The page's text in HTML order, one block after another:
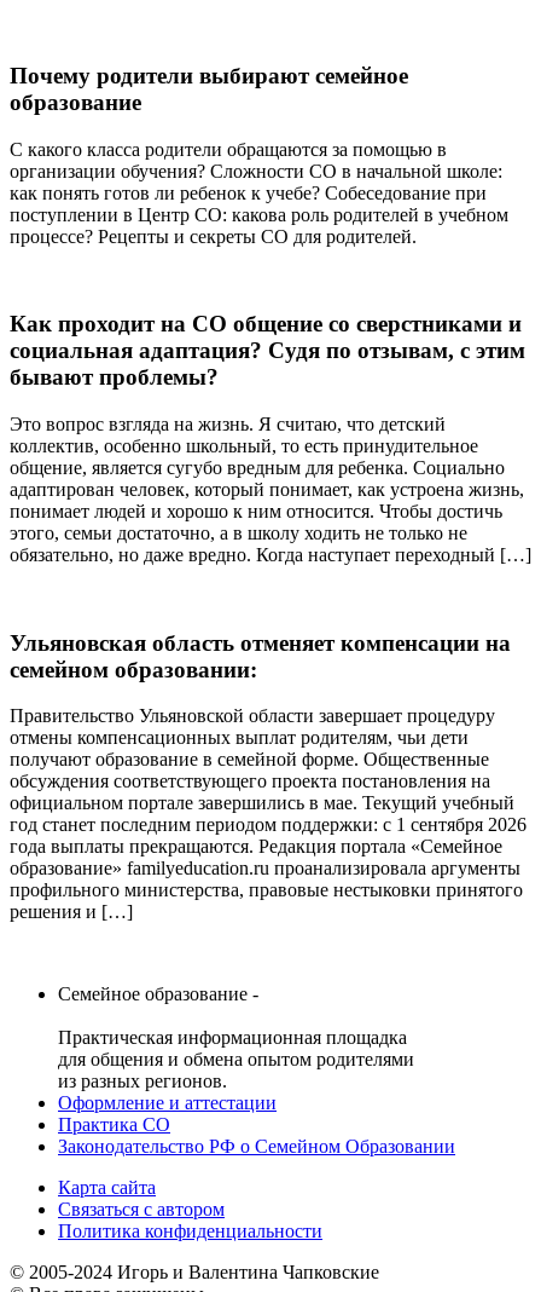
Почему родители выбирают семейное
образование
С какого класса родители обращаются за помощью в
организации обучения? Сложности СО в начальной школе:
как понять готов ли ребенок к учебе? Собеседование при
поступлении в Центр СО: какова роль родителей в учебном
процессе? Рецепты и секреты СО для родителей.
Как проходит на СО общение со сверстниками и
социальная адаптация? Судя по отзывам, с этим
бывают проблемы?
Это вопрос взгляда на жизнь. Я считаю, что детский
коллектив, особенно школьный, то есть принудительное
общение, является сугубо вредным для ребенка. Социально
адаптирован человек, который понимает, как устроена жизнь,
понимает людей и хорошо к ним относится. Чтобы достичь
этого, семьи достаточно, а в школу ходить не только не
обязательно, но даже вредно. Когда наступает переходный […]
Ульяновская область отменяет компенсации на
семейном образовании:
Правительство Ульяновской области завершает процедуру
отмены компенсационных выплат родителям, чьи дети
получают образование в семейной форме. Общественные
обсуждения соответствующего проекта постановления на
официальном портале завершились в мае. Текущий учебный
год станет последним периодом поддержки: с 1 сентября 2026
года выплаты прекращаются. Редакция портала «Семейное
образование» familyeducation.ru проанализировала аргументы
профильного министерства, правовые нестыковки принятого
решения и […]
Семейное образование -
Практическая информационная площадка
для общения и обмена опытом родителями
из разных регионов.
Оформление и аттестации
Практика СО
Законодательство РФ о Семейном Образовании
Карта сайта
Связаться с автором
Политика конфиденциальности
© 2005-2024 Игорь и Валентина Чапковские